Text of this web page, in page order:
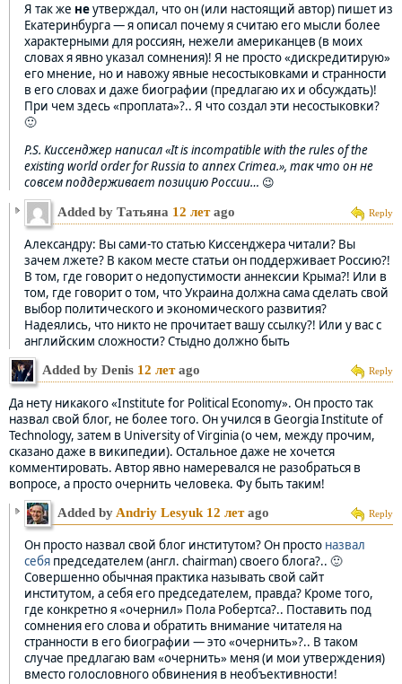
Я так же неутверждал, что он (или настоящий автор) пишет из
Екатеринбурга — я описал почему я считаю его мысли более
характерными для россиян, нежели американцев (в моих
словах я явно указал сомнения)! Я не просто «дискредитирую»
его мнение, но и навожу явные несостыковками и странности
в его словах и даже биографии (предлагаю их и обсуждать)!
При чем здесь «проплата»?.. Я что создал эти несостыковки?
🙂
P.S. Киссенджер написал «It is incompatible with the rules of the
existing world order for Russia to annex Crimea.», так что он не
совсем поддерживает позицию России… 😉
Reply
Added by Татьяна 12 летago
Александру: Вы сами-то статью Киссенджера читали? Вы
зачем лжете? В каком месте статьи он поддерживает Россию?!
В том, где говорит о недопустимости аннексии Крыма?! Или в
том, где говорит о том, что Украина должна сама сделать свой
выбор политического и экономического развития?
Надеялись, что никто не прочитает вашу ссылку?! Или у вас с
английским сложности? Стыдно должно быть
Reply
Added by Denis 12 летago
Да нету никакого «Institute for Political Economy». Он просто так
назвал свой блог, не более того. Он учился в Georgia Institute of
Technology, затем в University of Virginia (о чем, между прочим,
сказано даже в википедии). Остальное даже не хочется
комментировать. Автор явно намеревался не разобраться в
вопросе, а просто очернить человека. Фу быть таким!
Reply
Added byAndriy Lesyuk 12 летago
Он просто назвал свой блог институтом? Он просто назвал
себя председателем (англ. chairman) своего блога?.. 🙂
Совершенно обычная практика называть свой сайт
институтом, а себя его председателем, правда? Кроме того,
где конкретно я «очернил» Пола Робертса?.. Поставить под
сомнения его слова и обратить внимание читателя на
странности в его биографии — это «очернить»?.. В таком
случае предлагаю вам «очернить» меня (и мои утверждения)
вместо голословного обвинения в необъективности!